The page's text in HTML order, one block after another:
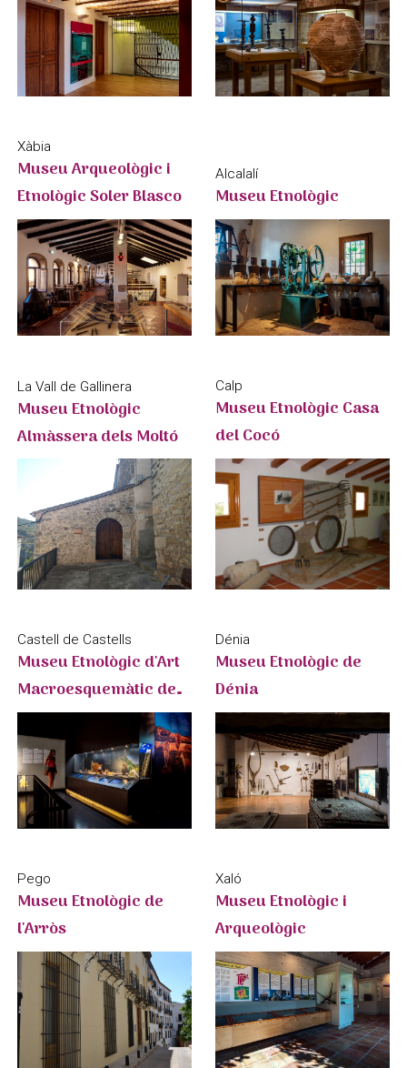
Xàbia
Museu Arqueològic i
Etnològic Soler Blasco
Alcalalí
Museu Etnològic
La Vall de Gallinera
Museu Etnològic
Almàssera dels Moltó
Calp
Museu Etnològic Casa
del Cocó
Castell de Castells
Museu Etnològic d'Art
Macroesquemàtic de
Petracos
Dénia
Museu Etnològic de
Dénia
Pego
Museu Etnològic de
l'Arròs
Xaló
Museu Etnològic i
Arqueològic